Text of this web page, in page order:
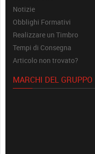
Notizie
Obblighi Formativi
Realizzare un Timbro
Tempi di Consegna
Articolo non trovato?
MARCHI DEL GRUPPO